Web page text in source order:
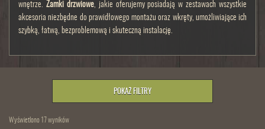
wnętrze. Zamki drzwiowe, jakie oferujemy posiadają w zestawach wszystkie
akcesoria niezbędne do prawidłowego montażu oraz wkręty, umożliwiające ich
szybką, łatwą, bezproblemową i skuteczną instalację.
POKAŻ FILTRY
Wyświetlono 17 wyników